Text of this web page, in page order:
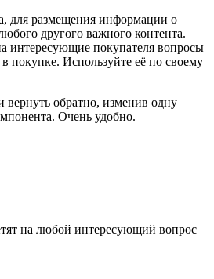
для размещения информации о
другого важного контента.
интересующие покупателя вопросы
покупке. Используйте её по своему
вернуть обратно, изменив одну
Очень удобно.
на любой интересующий вопрос